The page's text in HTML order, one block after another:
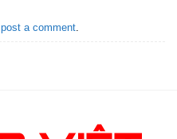
post a comment